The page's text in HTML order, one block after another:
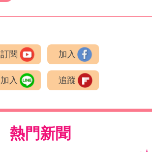
訂閱 加入
加入 追蹤
熱門新聞